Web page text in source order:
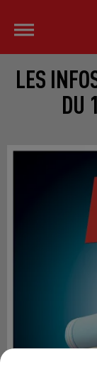
LES
DU